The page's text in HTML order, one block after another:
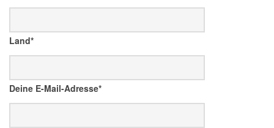
Land*
Deine E-Mail-Adresse*